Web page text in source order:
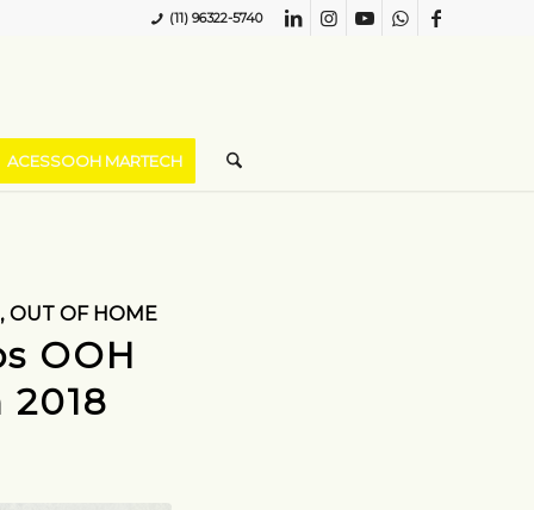
(11) 96322-5740
ACESSOOH MARTECH
, OUT OF HOME
OOH